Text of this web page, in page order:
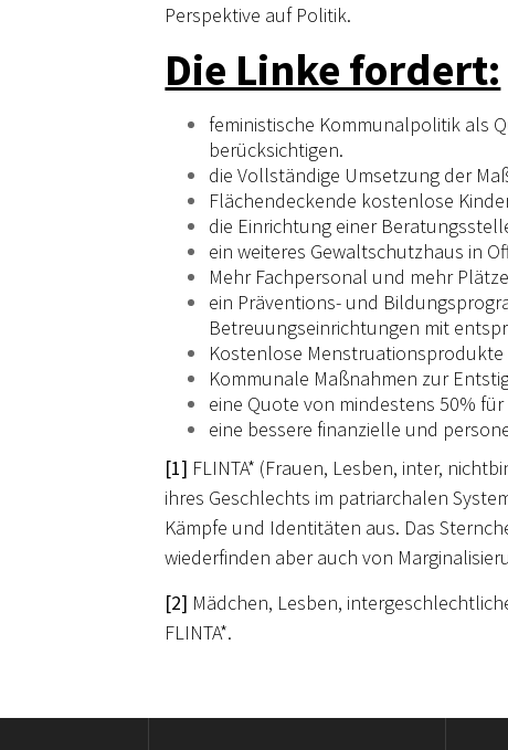
Perspektive auf Politik.
Die Linke fordert:
feministische Kommunalpolitik als
berücksichtigen.
die Vollständige Umsetzung der
Flächendeckende kostenlose
die Einrichtung einer
ein weiteres Gewaltschutzhaus in
Mehr Fachpersonal und mehr
ein Präventions- und
Betreuungseinrichtungen mit
Kostenlose
Kommunale Maßnahmen zur
eine Quote von mindestens 50%
eine bessere finanzielle und
[1] FLINTA* (Frauen, Lesben, inter,
ihres Geschlechts im patriarchalen
Kämpfe und Identitäten aus. Das
wiederfinden aber auch von
[2] Mädchen, Lesben,
FLINTA*.